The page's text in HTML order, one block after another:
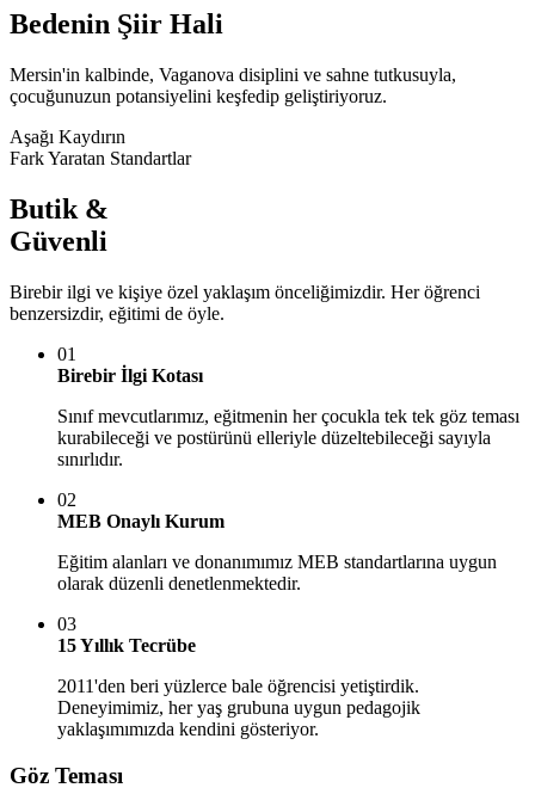
Bedenin Şiir Hali
Mersin'in kalbinde, Vaganova disiplini ve sahne tutkusuyla,
çocuğunuzun potansiyelini keşfedip geliştiriyoruz.
Aşağı Kaydırın
Fark Yaratan Standartlar
Butik &
Güvenli
Birebir ilgi ve kişiye özel yaklaşım önceliğimizdir. Her öğrenci
benzersizdir, eğitimi de öyle.
01
Birebir İlgi Kotası
Sınıf mevcutlarımız, eğitmenin her çocukla tek tek göz teması
kurabileceği ve postürünü elleriyle düzeltebileceği sayıyla
sınırlıdır.
02
MEB Onaylı Kurum
Eğitim alanları ve donanımımız MEB standartlarına uygun
olarak düzenli denetlenmektedir.
03
15 Yıllık Tecrübe
2011'den beri yüzlerce bale öğrencisi yetiştirdik.
Deneyimimiz, her yaş grubuna uygun pedagojik
yaklaşımımızda kendini gösteriyor.
Göz Teması